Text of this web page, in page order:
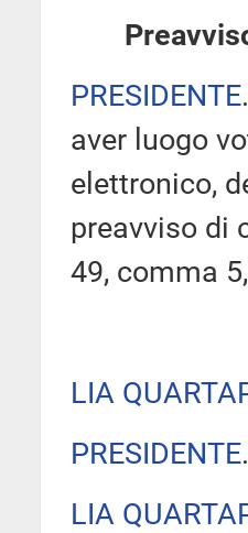
PRESIDENTE
aver luogo
elettronico,
preavviso di
49, comma
LIA
PRESIDENTE
LIA